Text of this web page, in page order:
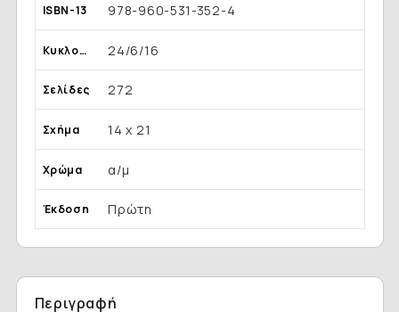
ISBN-13 978-960-531-352-4
Κυκλοφορία 24/6/16
Σελίδες 272
Σχήμα 14 x 21
Χρώμα α/μ
Έκδοση Πρώτη
Περιγραφή